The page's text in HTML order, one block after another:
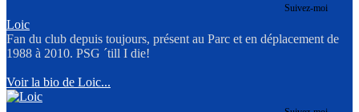
Suivez-moi
Loic
Fan du club depuis toujours, présent au Parc et en déplacement de
1988 à 2010. PSG ´till I die!
Voir la bio de Loic...